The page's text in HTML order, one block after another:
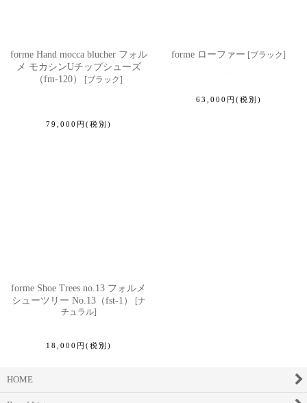
forme Hand mocca blucher フォル
メ モカシンUチップシューズ
（fm-120）
[ブラック]
79,000 円 (税別)
forme ローファー [ブラック]
63,000 円 (税別)
forme Shoe Trees no.13 フォルメ
シューツリー No.13（fst-1）
[ナ
チュラル]
18,000 円 (税別)
HOME